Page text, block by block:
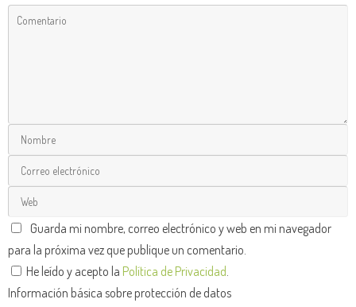
Guarda mi nombre, correo electrónico y web en mi navegador
para la próxima vez que publique un comentario.
He leído y acepto la Política de Privacidad
Información básica sobre protección de datos